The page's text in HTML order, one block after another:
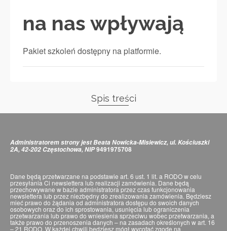
na nas wpływają
Pakiet szkoleń dostępny na platformie.
Spis treści
Administratorem strony jest Beata Nowicka-Misiewicz, ul. Kościuszki
2A, 42-202 Częstochowa, NIP9491975708
Dane będą przetwarzane na podstawie art. 6 ust. 1 lit. a RODO w celu
przesyłania Ci newslettera lub realizacji zamówienia. Dane będą
przechowywane w bazie administratora przez czas funkcjonowania
newslettera lub przez niezbędny do zrealizowania zamówienia. Będziesz
mieć prawo do żądania od administratora dostępu do swoich danych
osobowych oraz do ich sprostowania, usunięcia lub ograniczenia
przetwarzania lub prawo do wniesienia sprzeciwu wobec przetwarzania, a
także prawo do przenoszenia danych – na zasadach określonych w art. 16
– 21 RODO. W każdej chwili będziesz mógł wycofać zgodę na